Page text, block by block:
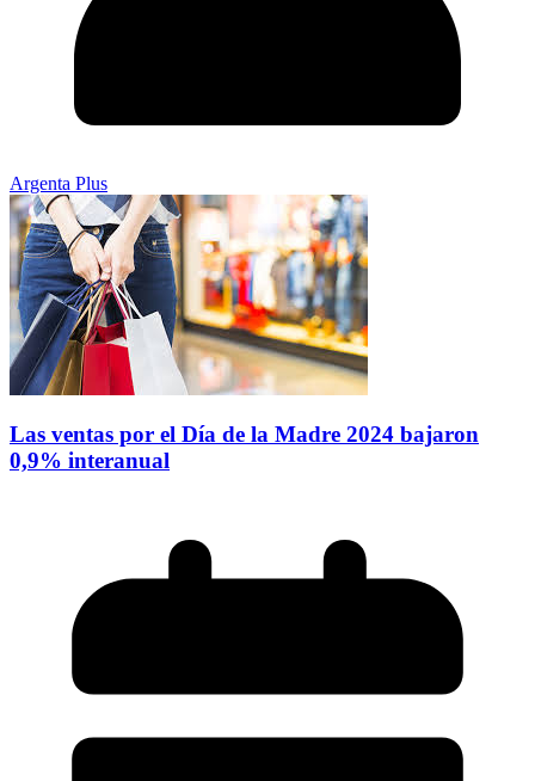
Argenta Plus
Las ventas por el Día de la Madre 2024 bajaron
0,9% interanual